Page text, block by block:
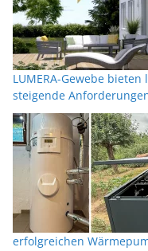
LUMERA-Gewebe
steigende
erfolgreichen